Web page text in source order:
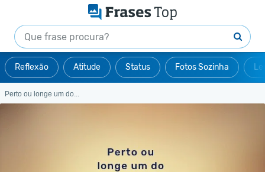
Reflexão Atitude Status Fotos Sozinha
Perto ou longe um do...